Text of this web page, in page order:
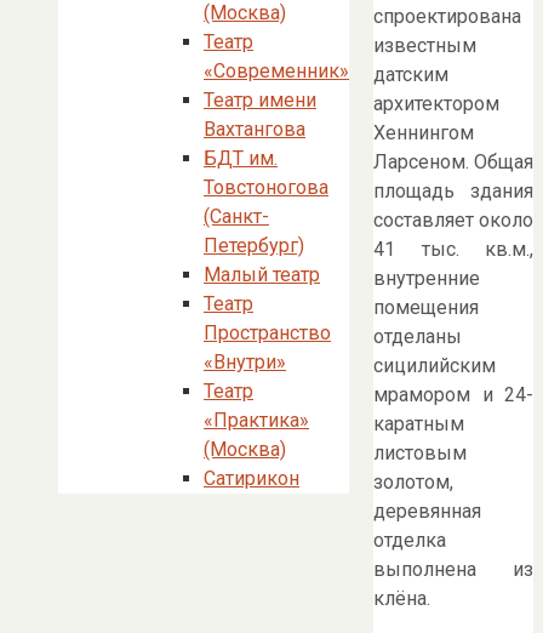
спроектирована
известным
датским
архитектором
Хеннингом
Ларсеном. Общая
площадь здания
составляет около
41 тыс. кв.м.,
внутренние
помещения
отделаны
сицилийским
мрамором и 24-
каратным
листовым
золотом,
деревянная
отделка
выполнена из
клёна.
(Москва)
Театр
«Современник»
Театр имени
Вахтангова
БДТ им.
Товстоногова
(Санкт-
Петербург)
Малый театр
Театр
Пространство
«Внутри»
Театр
«Практика»
(Москва)
Сатирикон